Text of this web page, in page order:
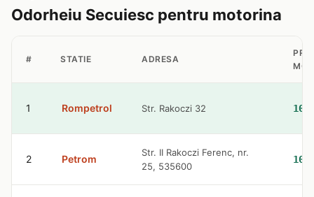
Odorheiu Secuiesc pentru motorina
# STATIE ADRESA
1 Rompetrol Str. Rakoczi 32
2 Petrom
Str. II Rakoczi Ferenc, nr.
25, 535600